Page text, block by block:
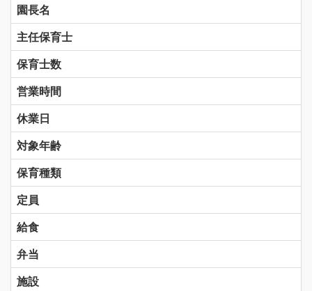
園長名
主任保育士
保育士数
営業時間
休業日
対象年齢
保育種類
定員
給食
弁当
施設